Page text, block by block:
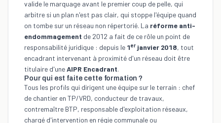
valide le marquage avant le premier coup de pelle, qui
arbitre si un plan n'est pas clair, qui stoppe l'équipe quand
on tombe sur un réseau non répertorié. La réforme anti-
endommagement de 2012 a fait de ce rôle un point de
responsabilité juridique : depuis le 1er janvier 2018, tout
encadrant intervenant à proximité d'un réseau doit être
titulaire d'uneAIPR Encadrant.
Pour qui est faite cette formation ?
Tous les profils qui dirigent une équipe sur le terrain : chef
de chantier en TP/VRD, conducteur de travaux,
contremaître BTP, responsable d'exploitation réseaux,
chargé d'intervention en régie communale ou